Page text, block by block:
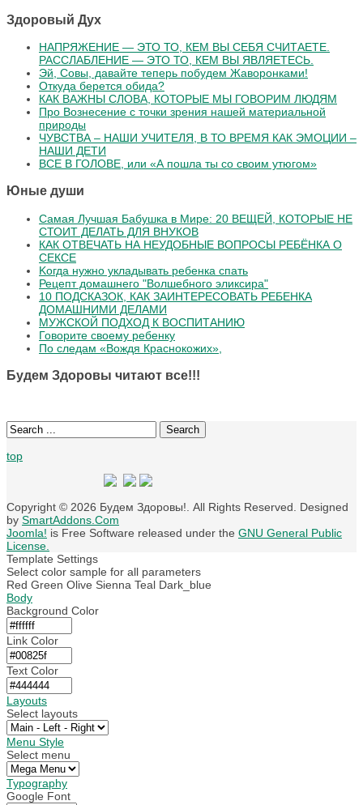
Здоровый Дух
НАПРЯЖЕНИЕ — ЭТО ТО, КЕМ ВЫ СЕБЯ СЧИТАЕТЕ.
РАССЛАБЛЕНИЕ — ЭТО ТО, КЕМ ВЫ ЯВЛЯЕТЕСЬ.
Эй, Совы, давайте теперь побудем Жаворонками!
Откуда берется обида?
КАК ВАЖНЫ СЛОВА, КОТОРЫЕ МЫ ГОВОРИМ ЛЮДЯМ
Про Вознесение с точки зрения нашей материальной
природы
ЧУВСТВА – НАШИ УЧИТЕЛЯ, В ТО ВРЕМЯ КАК ЭМОЦИИ –
НАШИ ДЕТИ
ВСЕ В ГОЛОВЕ, или «А пошла ты со своим утюгом»
Юные души
Самая Лучшая Бабушка в Мире: 20 ВЕЩЕЙ, КОТОРЫЕ НЕ
СТОИТ ДЕЛАТЬ ДЛЯ ВНУКОВ
КАК ОТВЕЧАТЬ НА НЕУДОБНЫЕ ВОПРОСЫ РЕБЁНКА О
СЕКСЕ
Koгдa нужнo уклaдывaть peбeнкa cпaть
Рецепт домашнего "Волшебного эликсира"
10 ПОДСКАЗОК, КАК ЗАИНТЕРЕСОВАТЬ РЕБЕНКА
ДОМАШНИМИ ДЕЛАМИ
МУЖСКОЙ ПОДХОД К ВОСПИТАНИЮ
Говорите своему ребенку
По следам «Вождя Краснокожих»,
Будем Здоровы читают все!!!
Search
top
Copyright © 2026 Будем Здоровы!. All Rights Reserved. Designed
by SmartAddons.Com
Joomla! is Free Software released under the GNU General Public
License.
Template Settings
Select color sample for all parameters
Red Green Olive Sienna Teal Dark_blue
Body
Background Color
Link Color
Text Color
Layouts
Select layouts
Menu Style
Select menu
Typography
Google Font